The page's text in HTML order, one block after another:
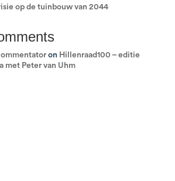
op de tuinbouw van 2044
on Hillenraad100 – editie
met Peter van Uhm